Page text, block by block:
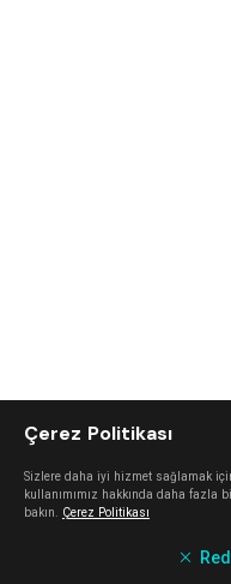
Çerez Politikası
Sizlere daha iyi hizmet sağlamak
kullanımımız hakkında daha fazla
bakın. Çerez Politikası